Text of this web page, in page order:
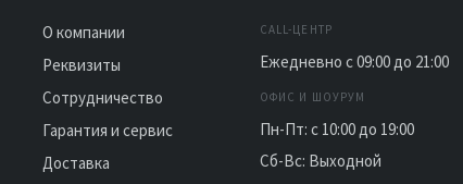
О компании
Реквизиты
Сотрудничество
Гарантия и сервис
Доставка
CALL-ЦЕНТР
Ежедневно с 09:00 до 21:00
ОФИС И ШОУРУМ
Пн-Пт: с 10:00 до 19:00
Сб-Вс: Выходной